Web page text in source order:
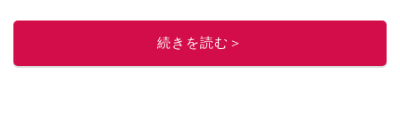
ニュースでフォロー
続きを読む＞